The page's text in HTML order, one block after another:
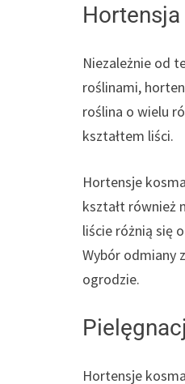
Niezależnie od
roślinami,
roślina o wielu
kształtem liści.
Hortensje
kształt również
liście różnią się
Wybór odmiany
ogrodzie.
Hortensje